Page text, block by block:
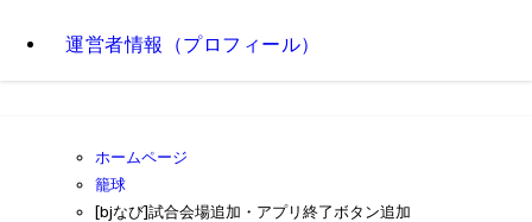
運営者情報（プロフィール）
ホームページ
籠球
[bjなび]試合会場追加・アプリ終了ボタン追加